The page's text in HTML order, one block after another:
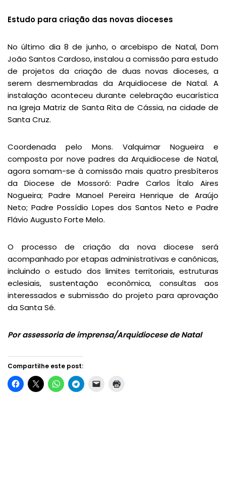
Estudo para criação das novas dioceses
No último dia 8 de junho, o arcebispo de Natal, Dom
João Santos Cardoso, instalou a comissão para estudo
de projetos da criação de duas novas dioceses, a
serem desmembradas da Arquidiocese de Natal. A
instalação aconteceu durante celebração eucarística
na Igreja Matriz de Santa Rita de Cássia, na cidade de
Santa Cruz.
Coordenada pelo Mons. Valquimar Nogueira e
composta por nove padres da Arquidiocese de Natal,
agora somam-se à comissão mais quatro presbíteros
da Diocese de Mossoró: Padre Carlos Ítalo Aires
Nogueira; Padre Manoel Pereira Henrique de Araújo
Neto; Padre Possídio Lopes dos Santos Neto e Padre
Flávio Augusto Forte Melo.
O processo de criação da nova diocese será
acompanhado por etapas administrativas e canônicas,
incluindo o estudo dos limites territoriais, estruturas
eclesiais, sustentação econômica, consultas aos
interessados e submissão do projeto para aprovação
da Santa Sé.
Por assessoria de imprensa/Arquidiocese de Natal
Compartilhe este post: